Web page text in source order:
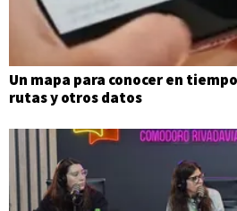
Un mapa para conocer en
rutas y otros datos